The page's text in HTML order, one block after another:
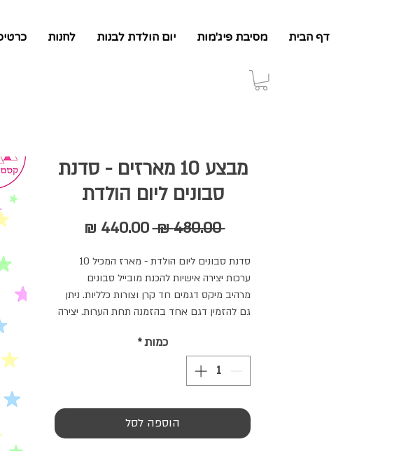
דף הבית מסיבת פיג'מות יום הולדת לבנות לחנות
מבצע 10 מארזים - סדנת
סבונים ליום הולדת
‏480.00 ‏₪
מחיר
‏440.00 ‏₪
סדנת סבונים ליום הולדת - מארז המכיל 10
ערכות יצירה אישיות להכנת מובייל סבונים
מרהיב מיקס דגמים חד קרן וצורות כלליות. ניתן
גם להזמין דגם אחד בהזמנה תחת הערות. יצירה
מרהיב וריחני מארז להכנת סבונים מעוצבים
בבית! מושלם כסדנת סבונים לימי הולדת, בית
מארח ופעילות יצירתית עם הילדים
כמות*
הוספה לסל